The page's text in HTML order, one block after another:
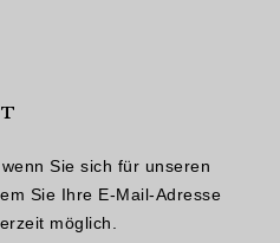
Sie sich für unseren
Sie Ihre E-Mail-Adresse
möglich.